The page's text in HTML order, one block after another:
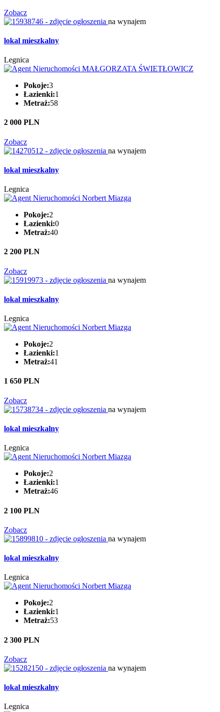
Zobacz
na wynajem
lokal mieszkalny
Legnica
Pokoje:3
Łazienki:1
Metraż:58
2 000 PLN
Zobacz
na wynajem
lokal mieszkalny
Legnica
Pokoje:2
Łazienki:0
Metraż:40
2 200 PLN
Zobacz
na wynajem
lokal mieszkalny
Legnica
Pokoje:2
Łazienki:1
Metraż:41
1 650 PLN
Zobacz
na wynajem
lokal mieszkalny
Legnica
Pokoje:2
Łazienki:1
Metraż:46
2 100 PLN
Zobacz
na wynajem
lokal mieszkalny
Legnica
Pokoje:2
Łazienki:1
Metraż:53
2 300 PLN
Zobacz
na wynajem
lokal mieszkalny
Legnica